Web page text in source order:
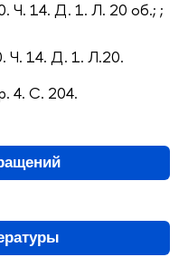
Ч. 14. Д. 1. Л. 20 об.; ;
Ч. 14. Д. 1. Л.20.
4. С. 204.